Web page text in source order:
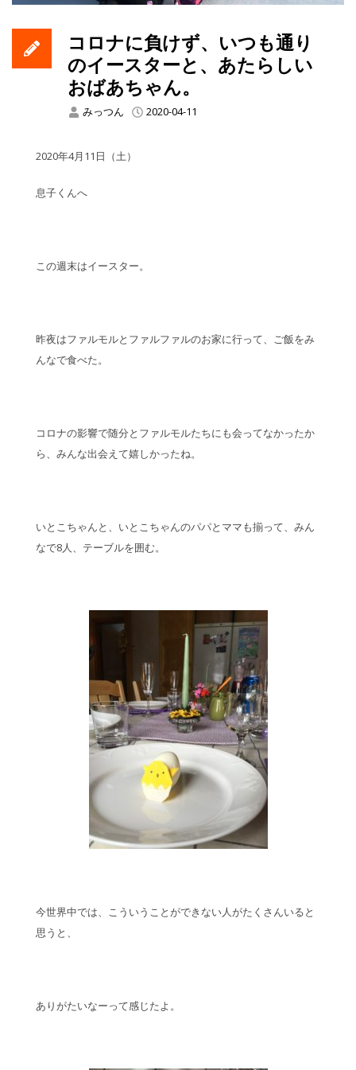
コロナに負けず、いつも通り
のイースターと、あたらしい
おばあちゃん。
みっつん 2020-04-11
2020年4月11日（土）
息子くんへ
この週末はイースター。
昨夜はファルモルとファルファルのお家に行って、ご飯をみ
んなで食べた。
コロナの影響で随分とファルモルたちにも会ってなかったか
ら、みんな出会えて嬉しかったね。
いとこちゃんと、いとこちゃんのパパとママも揃って、みん
なで8人、テーブルを囲む。
今世界中では、こういうことができない人がたくさんいると
思うと、
ありがたいなーって感じたよ。